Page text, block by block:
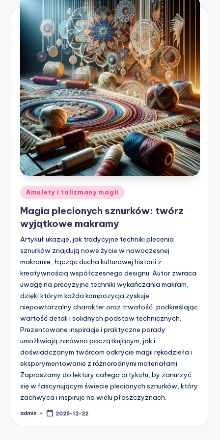
Posted
in
Amulety i talizmany magii
Magia plecionych sznurków: twórz
wyjątkowe makramy
Artykuł ukazuje, jak tradycyjne techniki plecenia
sznurków znajdują nowe życie w nowoczesnej
makramie, łącząc ducha kulturowej historii z
kreatywnością współczesnego designu. Autor zwraca
uwagę na precyzyjne techniki wykańczania makram,
dzięki którym każda kompozycja zyskuje
niepowtarzalny charakter oraz trwałość, podkreślając
wartość detali i solidnych podstaw technicznych.
Prezentowane inspiracje i praktyczne porady
umożliwiają zarówno początkującym, jak i
doświadczonym twórcom odkrycie magii rękodzieła i
eksperymentowanie z różnorodnymi materiałami.
Zapraszamy do lektury całego artykułu, by zanurzyć
się w fascynującym świecie plecionych sznurków, który
zachwyca i inspiruje na wielu płaszczyznach.
Posted
admin 2025-12-22